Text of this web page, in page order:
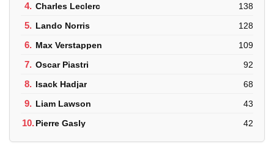
4. Charles Leclerc 138
5. Lando Norris 128
6. Max Verstappen 109
7. Oscar Piastri 92
8. Isack Hadjar 68
9. Liam Lawson 43
10.Pierre Gasly 42